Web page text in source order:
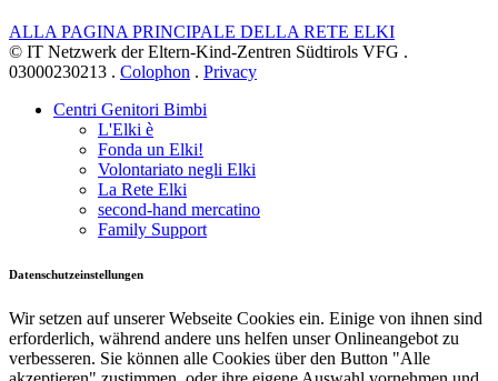
ALLA PAGINA PRINCIPALE DELLA RETE ELKI
© IT Netzwerk der Eltern-Kind-Zentren Südtirols VFG .
03000230213 . Colophon . Privacy
Centri Genitori Bimbi
L'Elki è
Fonda un Elki!
Volontariato negli Elki
La Rete Elki
second-hand mercatino
Family Support
Datenschutzeinstellungen
Wir setzen auf unserer Webseite Cookies ein. Einige von ihnen sind
erforderlich, während andere uns helfen unser Onlineangebot zu
verbesseren. Sie können alle Cookies über den Button "Alle